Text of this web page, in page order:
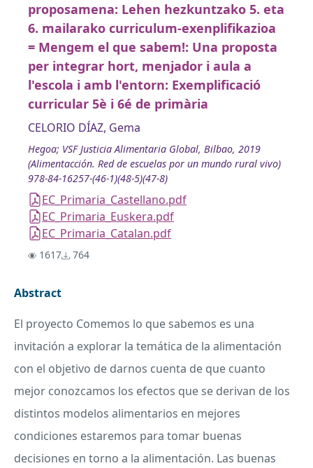
proposamena: Lehen hezkuntzako 5. eta
6. mailarako curriculum-exenplifikazioa
= Mengem el que sabem!: Una proposta
per integrar hort, menjador i aula a
l'escola i amb l'entorn: Exemplificació
curricular 5è i 6é de primària
CELORIO DÍAZ, Gema
Hegoa; VSF Justicia Alimentaria Global, Bilbao, 2019
(Alimentacción. Red de escuelas por un mundo rural vivo)
978-84-16257-(46-1)(48-5)(47-8)
EC_Primaria_Castellano.pdf
EC_Primaria_Euskera.pdf
EC_Primaria_Catalan.pdf
1617 764
Abstract
El proyecto Comemos lo que sabemos es una
invitación a explorar la temática de la alimentación
con el objetivo de darnos cuenta de que cuanto
mejor conozcamos los efectos que se derivan de los
distintos modelos alimentarios en mejores
condiciones estaremos para tomar buenas
decisiones en torno a la alimentación. Las buenas